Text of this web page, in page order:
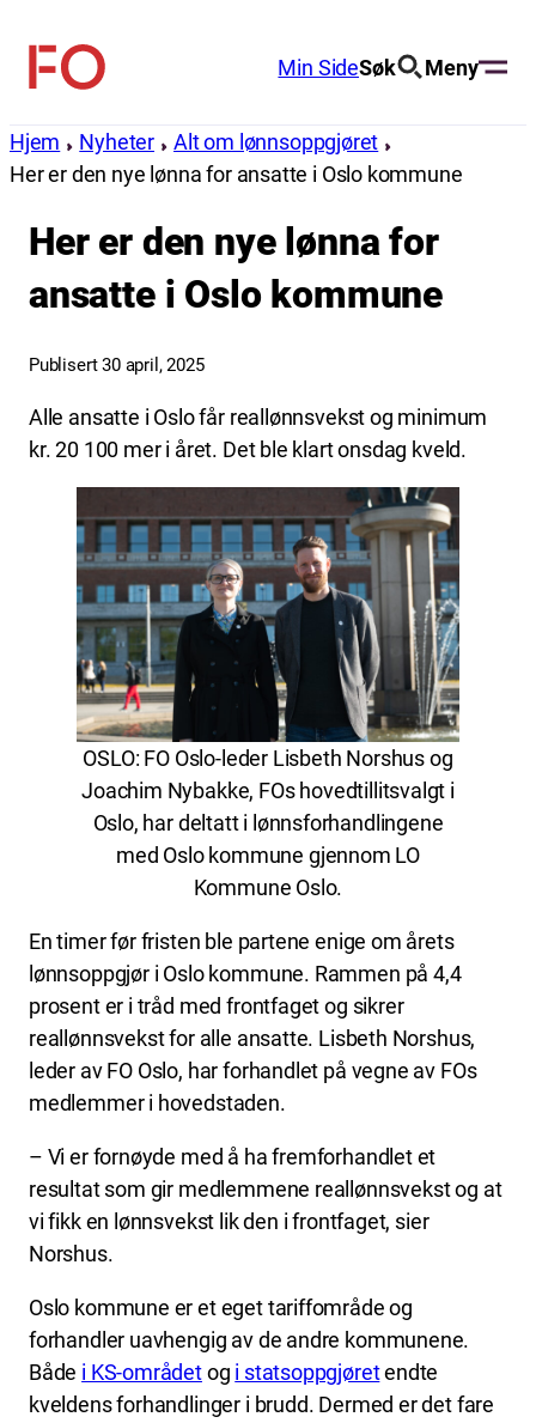
innhold
FO
Min SideSøk Meny
Hjem Nyheter
Alt om lønnsoppgjøret
Her er den nye lønna for ansatte i Oslo kommune
Her er den nye lønna for
ansatte i Oslo kommune
Publisert 30 april, 2025
Alle ansatte i Oslo får reallønnsvekst og minimum
kr. 20 100 mer i året. Det ble klart onsdag kveld.
OSLO: FO Oslo-leder Lisbeth Norshus og
Joachim Nybakke, FOs hovedtillitsvalgt i
Oslo, har deltatt i lønnsforhandlingene
med Oslo kommune gjennom LO
Kommune Oslo.
En timer før fristen ble partene enige om årets
lønnsoppgjør i Oslo kommune. Rammen på 4,4
prosent er i tråd med frontfaget og sikrer
reallønnsvekst for alle ansatte. Lisbeth Norshus,
leder av FO Oslo, har forhandlet på vegne av FOs
medlemmer i hovedstaden.
– Vi er fornøyde med å ha fremforhandlet et
resultat som gir medlemmene reallønnsvekst og at
vi fikk en lønnsvekst lik den i frontfaget, sier
Norshus.
Oslo kommune er et eget tariffområde og
forhandler uavhengig av de andre kommunene.
Både i KS-områdetog i statsoppgjøretendte
kveldens forhandlinger i brudd. Dermed er det fare